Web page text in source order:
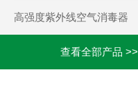
高强度紫外线空气消毒器
查看全部产品 >>